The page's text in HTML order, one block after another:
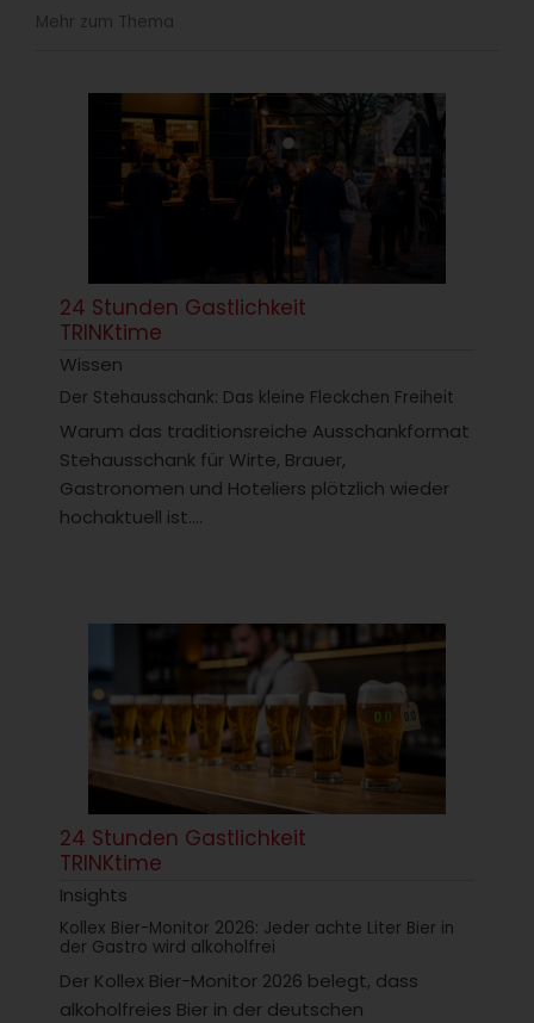
Mehr zum Thema
24 Stunden Gastlichkeit
TRINKtime
Wissen
Der Stehausschank: Das kleine Fleckchen Freiheit
Warum das traditionsreiche Ausschankformat
Stehausschank für Wirte, Brauer,
Gastronomen und Hoteliers plötzlich wieder
hochaktuell ist....
24 Stunden Gastlichkeit
TRINKtime
Insights
Kollex Bier-Monitor 2026: Jeder achte Liter Bier in
der Gastro wird alkoholfrei
Der Kollex Bier-Monitor 2026 belegt, dass
alkoholfreies Bier in der deutschen